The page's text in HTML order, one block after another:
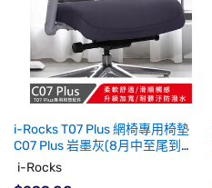
i-Rocks T07 Plus 網椅專用椅墊
C07 Plus 岩墨灰(8月中至尾到
貨)
i-Rocks